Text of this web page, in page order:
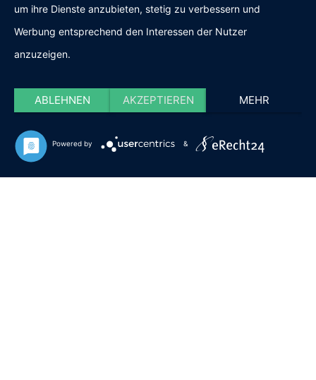
um ihre Dienste anzubieten, stetig zu verbessern und
Werbung entsprechend den Interessen der Nutzer
anzuzeigen.
ABLEHNEN AKZEPTIEREN MEHR
Powered by &